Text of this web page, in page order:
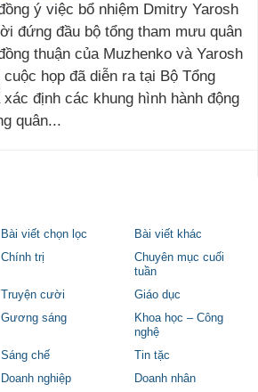
ý việc bổ nhiệm Dmitry Yarosh
đứng đầu bộ tổng tham mưu quân
thuận của Muzhenko và Yarosh
họp đã diễn ra tại Bộ Tổng
định các khung hình hành động
quân...
Bài viết chọn lọc
Bài viết khác
Chính trị
Chuyên mục cuối
tuần
Truyện cười
Giáo dục
Gương sáng
Khoa học – Công
nghệ
Sáng chế
Tin tặc
Doanh nghiệp
Doanh nhân